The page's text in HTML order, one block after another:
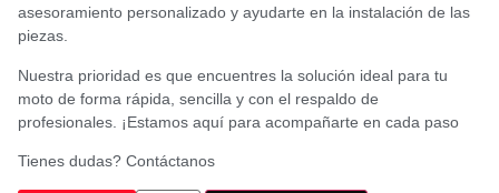
asesoramiento personalizado y ayudarte en la instalación de las
piezas.
Nuestra prioridad es que encuentres la solución ideal para tu
moto de forma rápida, sencilla y con el respaldo de
profesionales. ¡Estamos aquí para acompañarte en cada paso
Tienes dudas? Contáctanos